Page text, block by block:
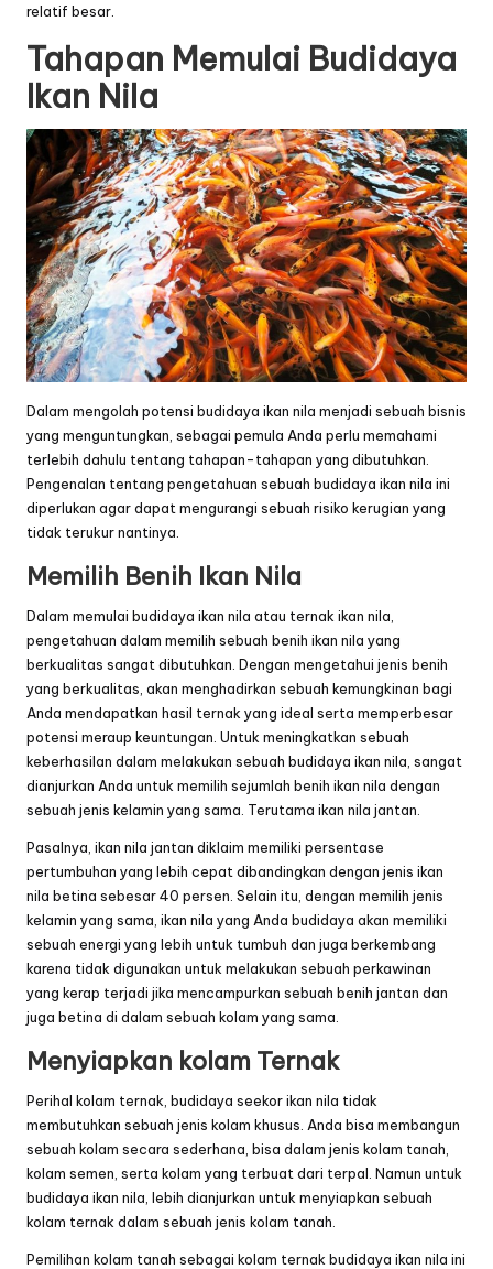
relatif besar.
Tahapan Memulai Budidaya
Ikan Nila
Dalam mengolah potensi budidaya ikan nila menjadi sebuah bisnis
yang menguntungkan, sebagai pemula Anda perlu memahami
terlebih dahulu tentang tahapan-tahapan yang dibutuhkan.
Pengenalan tentang pengetahuan sebuah budidaya ikan nila ini
diperlukan agar dapat mengurangi sebuah risiko kerugian yang
tidak terukur nantinya.
Memilih Benih Ikan Nila
Dalam memulai budidaya ikan nila atau ternak ikan nila,
pengetahuan dalam memilih sebuah benih ikan nila yang
berkualitas sangat dibutuhkan. Dengan mengetahui jenis benih
yang berkualitas, akan menghadirkan sebuah kemungkinan bagi
Anda mendapatkan hasil ternak yang ideal serta memperbesar
potensi meraup keuntungan. Untuk meningkatkan sebuah
keberhasilan dalam melakukan sebuah budidaya ikan nila, sangat
dianjurkan Anda untuk memilih sejumlah benih ikan nila dengan
sebuah jenis kelamin yang sama. Terutama ikan nila jantan.
Pasalnya, ikan nila jantan diklaim memiliki persentase
pertumbuhan yang lebih cepat dibandingkan dengan jenis ikan
nila betina sebesar 40 persen. Selain itu, dengan memilih jenis
kelamin yang sama, ikan nila yang Anda budidaya akan memiliki
sebuah energi yang lebih untuk tumbuh dan juga berkembang
karena tidak digunakan untuk melakukan sebuah perkawinan
yang kerap terjadi jika mencampurkan sebuah benih jantan dan
juga betina di dalam sebuah kolam yang sama.
Menyiapkan kolam Ternak
Perihal kolam ternak, budidaya seekor ikan nila tidak
membutuhkan sebuah jenis kolam khusus. Anda bisa membangun
sebuah kolam secara sederhana, bisa dalam jenis kolam tanah,
kolam semen, serta kolam yang terbuat dari terpal. Namun untuk
budidaya ikan nila, lebih dianjurkan untuk menyiapkan sebuah
kolam ternak dalam sebuah jenis kolam tanah.
Pemilihan kolam tanah sebagai kolam ternak budidaya ikan nila ini